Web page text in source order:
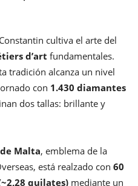
cultiva el arte del
d’art fundamentales.
tradición alcanza un nivel
con 1.430 diamantes
dos tallas: brillante y
Malta, emblema de la
está realzado con 60
quilates) mediante un